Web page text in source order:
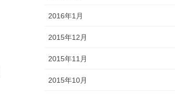
2016年1月
2015年12月
2015年11月
2015年10月